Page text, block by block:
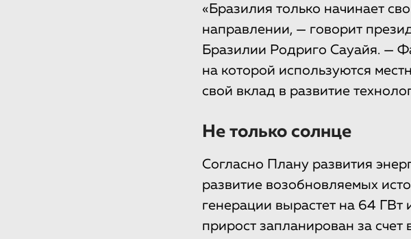
«Бразилия только начинает
направлении, — говорит
Бразилии Родриго Сауайя. —
на которой используются
свой вклад в развитие
Не только солнце
Согласно Плану развития
развитие возобновляемых
генерации вырастет на 64 ГВт
прирост запланирован за